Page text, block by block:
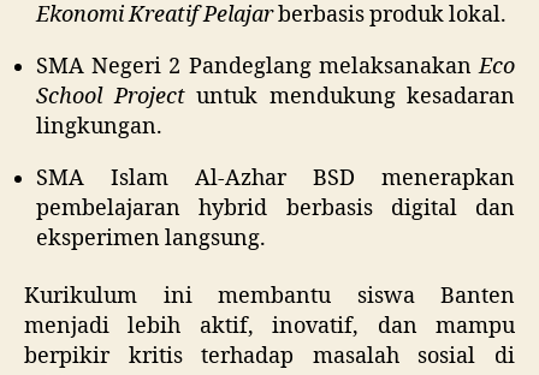
Ekonomi Kreatif Pelajarberbasis produk lokal.
SMA Negeri 2 Pandeglang melaksanakanEco
School Projectuntuk mendukung kesadaran
lingkungan.
SMA Islam Al-Azhar BSD menerapkan
pembelajaran hybrid berbasis digital dan
eksperimen langsung.
Kurikulum ini membantu siswa Banten
menjadi lebih aktif, inovatif, dan mampu
berpikir kritis terhadap masalah sosial di